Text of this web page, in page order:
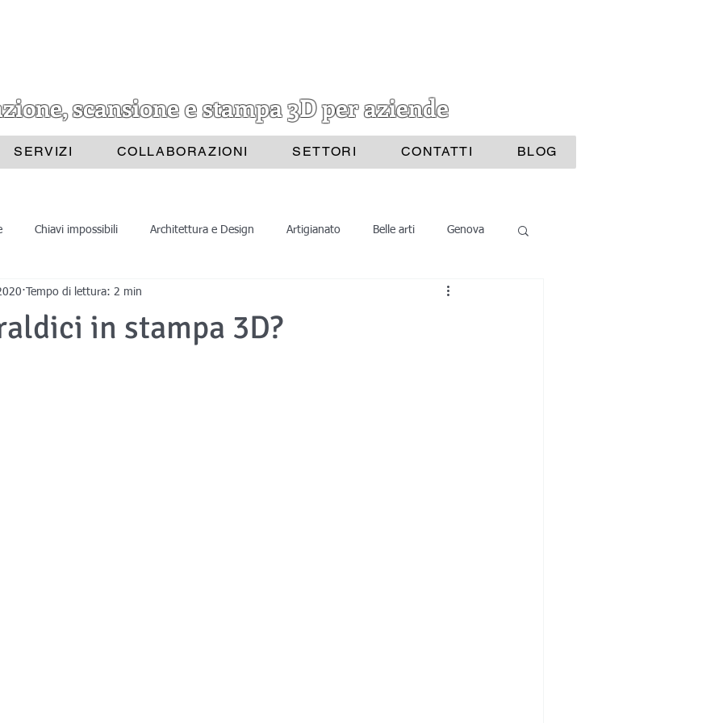
scansione e stampa 3D per aziende
SERVIZI COLLABORAZIONI SETTORI CONTATTI BLOG
Chiavi impossibili Architettura e Design Artigianato Belle arti Genova
Progettazione 3D Scansione 3D
in stampa 3D?
Tempo di lettura: 2 min